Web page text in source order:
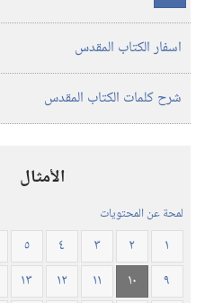
الجديد
المقدس
المنقحة
يسبق
اسفار الكتاب المقدس
شرح كلمات الكتاب المقدس
الأمثال
لمحة عن المحتويات
١ ٢ ٣ ٤ ٥
٩
١٠ ١١ ١٢ ١٣